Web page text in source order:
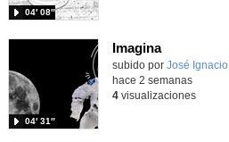
04′ 08″
Imagina
Contenido educativo.
subido por José Ignacio
04′ 31″
hace 2 semanas
4visualizaciones